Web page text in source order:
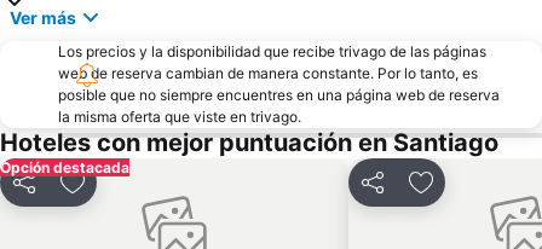
Nuestra Señora de la Divina Providencia
Cerro El Plomo
El Colorado
Casa Piedra Centro de Eventos
Cerro San Cristóbal
Centro Cultural Palacio de La Moneda
Plaza Baquedano
Parque Bustamante
Parque Balmaceda
Plaza de Armas
Lollapalooza Chile
Ver más
Los precios y la disponibilidad que recibe trivago de las páginas
web de reserva cambian de manera constante. Por lo tanto, es
posible que no siempre encuentres en una página web de reserva
la misma oferta que viste en trivago.
Hoteles con mejor puntuación en Santiago
Opción destacada
CompartirAgregar a favoritos CompartirAgregar a